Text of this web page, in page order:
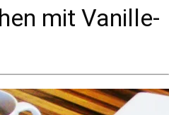
mit Vanille-